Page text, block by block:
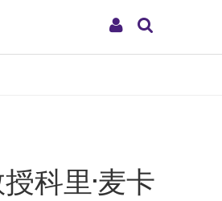
My
科里·麦卡